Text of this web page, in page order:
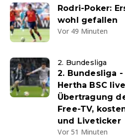
Rodri-Poker:
wohl gefallen
Vor 49 Minuten
2. Bundesliga
2. Bundesliga
Hertha BSC
Übertragung
Free-TV,
und Liveticker
Vor 51 Minuten